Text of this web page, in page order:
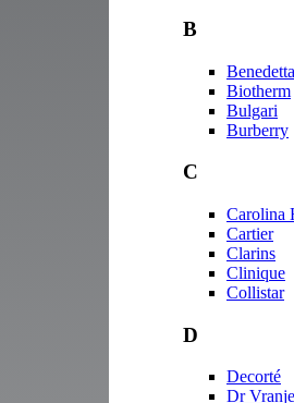
B
Biotherm
Bulgari
Burberry
C
Carolina
Cartier
Clarins
Clinique
Collistar
D
Decorté
Dr